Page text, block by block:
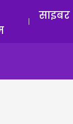
साइबर